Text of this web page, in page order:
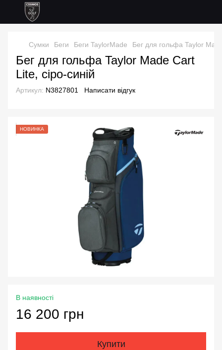
Сумки Беги Беги TaylorMade Бег для гольфа Taylor
Бег для гольфа Taylor Made Cart
Lite, сіро-синій
Артикул: N3827801 Написати відгук
НОВИНКА
В наявності
16 200 грн
Купити